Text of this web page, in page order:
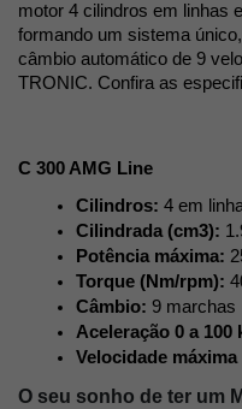
motor 4 cilindros em linhas
formando um sistema
câmbio automático de 9
TRONIC. Confira as
C 300 AMG Line
Cilindros: 4 em
Cilindrada (cm3):
Potência máxima:
Torque (Nm/rpm):
Câmbio: 9 marchas
Aceleração 0 a 100
Velocidade máxima
O seu sonho de ter um